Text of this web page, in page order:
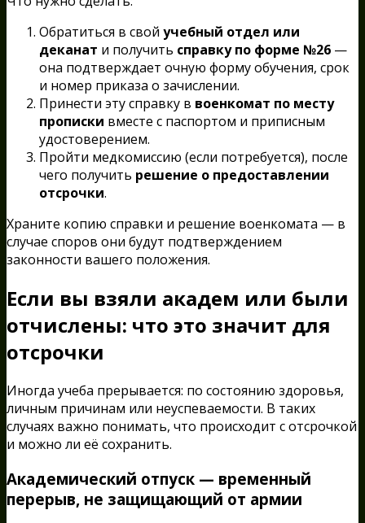
Обратиться в свой учебный отдел или
деканат и получить справку по форме №26 —
она подтверждает очную форму обучения, срок
и номер приказа о зачислении.
Принести эту справку в военкомат по месту
прописки вместе с паспортом и приписным
удостоверением.
Пройти медкомиссию (если потребуется), после
чего получить решение о предоставлении
отсрочки.
Храните копию справки и решение военкомата — в
случае споров они будут подтверждением
законности вашего положения.
Если вы взяли академ или были
отчислены: что это значит для
отсрочки
Иногда учеба прерывается: по состоянию здоровья,
личным причинам или неуспеваемости. В таких
случаях важно понимать, что происходит с отсрочкой
и можно ли её сохранить.
Академический отпуск — временный
перерыв, не защищающий от армии